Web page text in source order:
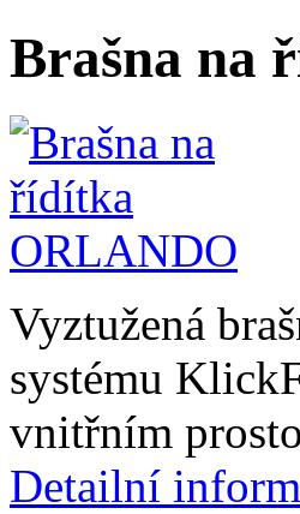
Brašna na
Vyztužená
systému
vnitřním
Detailní